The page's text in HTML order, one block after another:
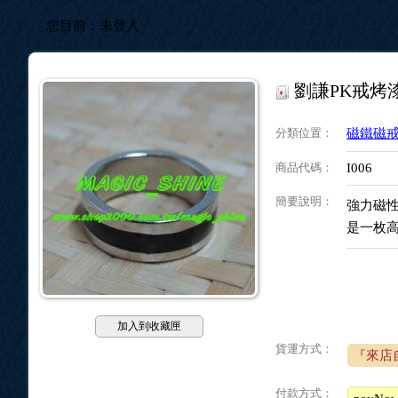
您目前： 未登入
加入到收藏匣
劉謙PK戒烤
分類位置 ： 磁鐵磁
商品代碼 ： I006
簡要說明 ：
強力磁
是一枚
貨運方式： 『來
付款方式：